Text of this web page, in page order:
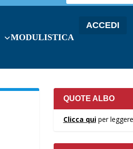
MODULISTICA
ACCEDI
QUOTE ALBO
Clicca quiper